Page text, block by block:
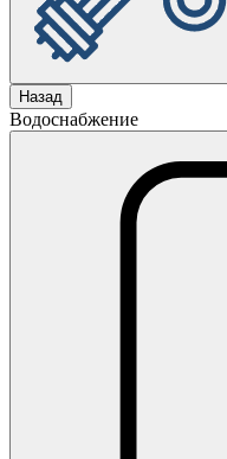
Назад
Водоснабжение